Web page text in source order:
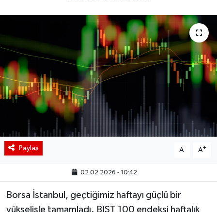
Paylaş A- A+
02.02.2026 - 10:42
Borsa İstanbul, geçtiğimiz haftayı güçlü bir
yükselişle tamamladı. BIST 100 endeksi haftalık
Şirket Haberleri
Borsa Gundem
BIST 100 Isı Haritası
Coin Isı Haritası
Ekonomik Takvim
Kiripto Para Piyasası
Gizlilik Sözleşmesi
Hakkımızda